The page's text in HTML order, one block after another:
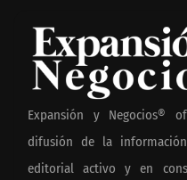
Expansión y Negocios®
difusión de la
editorial activo y en